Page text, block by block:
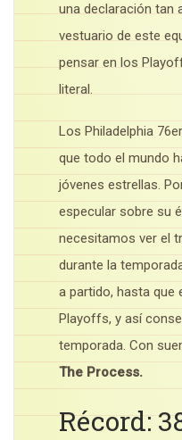
una declaración tan
vestuario de este
pensar en los
literal.
Los Philadelphia
que todo el mundo
jóvenes estrellas.
especular sobre su
necesitamos ver el
durante la
a partido, hasta que
Playoffs, y así
temporada. Con
The Process.
Récord: